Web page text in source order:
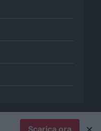
Scarica ora